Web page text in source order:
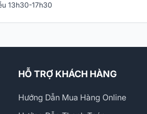
13h30-17h30
HỖ TRỢ KHÁCH HÀNG
Hướng Dẫn Mua Hàng Online